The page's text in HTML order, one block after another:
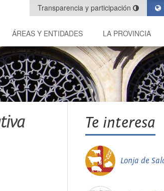
Transparencia y participación
ÁREAS Y ENTIDADES LA PROVINCIA
Te interesa
Lonja de